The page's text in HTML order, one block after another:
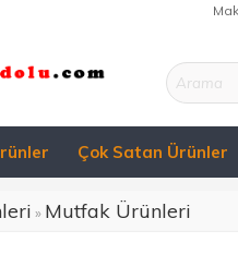
Çok Satan Ürünler
» Mutfak Ürünleri